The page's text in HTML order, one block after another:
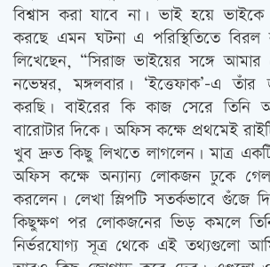
বিশ্বাস করা যাবে না। ভাই হয়ে
করছে এমন ঘটনা এ পরিস্থিতিতে
লিখেছেন, “সিরাজ ভাইয়ের সঙ্গে
নভেম্বর, মঙ্গলবার। ‘ইত্তেফাক’-এ
করছি। বাইরের কি কাজ সেরে তিনি
বারোটার দিকে। অফিস কক্ষে প্রথমেই
খুব দ্রুত কিছু লিখতে লাগলেন। মাত্র
অফিস কক্ষে অন্যান্য লোকজন ঢুকে
করলেন। লেখা স্লিপটি সতর্কভাবে গুঁজে
কিছুক্ষণ পর লোকজনের ভিড় কমলে
নির্ভরযোগ্য সূত্র থেকে এই তথ্যগুলো